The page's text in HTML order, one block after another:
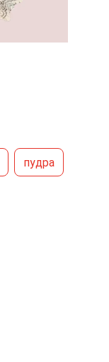
пудра